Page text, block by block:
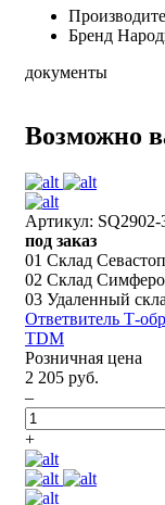
Бренд
документы
Возможно
Артикул: SQ2902-
под заказ
01 Склад
02 Склад
03 Удаленный
Ответвитель Т-
TDM
Розничная цена
2 205 руб.
–
+